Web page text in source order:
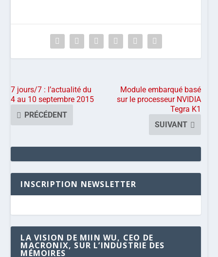
7 jours/7 : l’actualité du
4 au 10 septembre 2015
PRÉCÉDENT
Module embarqué basé
sur le processeur NVIDIA
Tegra K1
SUIVANT
INSCRIPTION NEWSLETTER
LA VISION DE MIIN WU, CEO DE
MACRONIX, SUR L’INDUSTRIE DES
MÉMOIRES